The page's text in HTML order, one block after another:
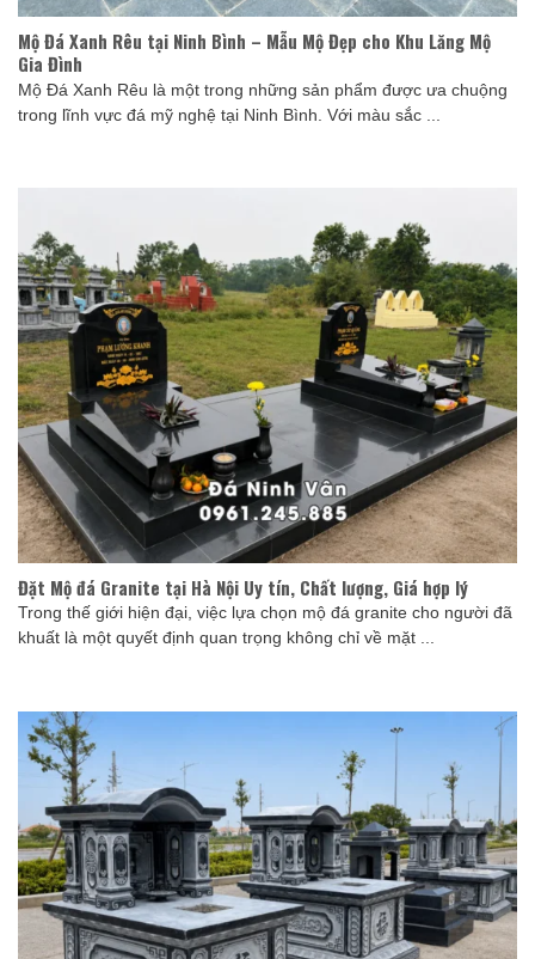
Mộ Đá Xanh Rêu tại Ninh Bình – Mẫu Mộ Đẹp cho Khu Lăng Mộ
Gia Đình
Mộ Đá Xanh Rêu là một trong những sản phẩm được ưa chuộng
trong lĩnh vực đá mỹ nghệ tại Ninh Bình. Với màu sắc ...
Đặt Mộ đá Granite tại Hà Nội Uy tín, Chất lượng, Giá hợp lý
Trong thế giới hiện đại, việc lựa chọn mộ đá granite cho người đã
khuất là một quyết định quan trọng không chỉ về mặt ...